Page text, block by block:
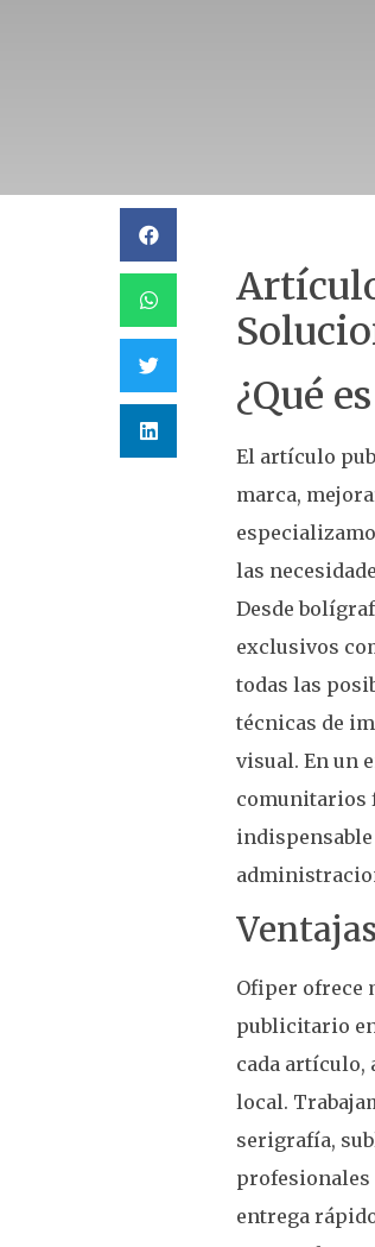
¿Qué
El artículo
marca,
las
Desde
exclusivos
todas las
técnicas de
visual. En un
comunitarios
Ofiper ofrece
publicitario
cada artículo,
local.
serigrafía,
profesionales
entrega